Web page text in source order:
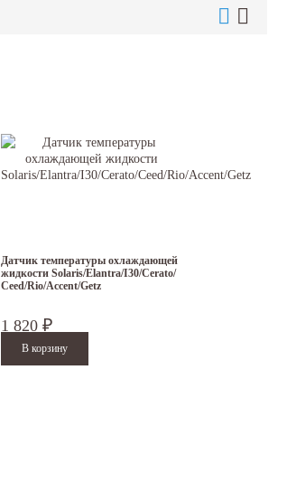
Датчик температуры охлаждающей
жидкости Solaris/Elantra/I30/Cerato/
Ceed/Rio/Accent/Getz
1 820 ₽